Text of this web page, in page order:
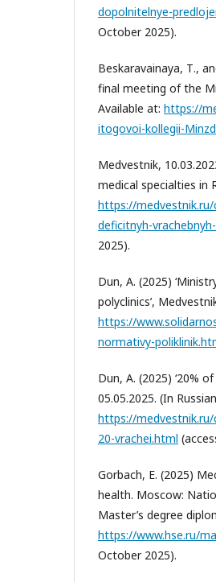
dopolnitelnye-
October 2025).
Beskaravainaya, Т.,
final meeting of the
Available at: https://
itogovoi-kollegii-
Medvestnik,
medical specialties in
https://
deficitnyh-
2025).
Dun, А. (2025)
polyclinics’,
https://
normativy-
Dun, А. (2025) ‘20%
05.05.2025. (In
https://
20-vrachei.html
Gorbach, E. (2025)
health. Moscow:
Master’s degree
https://www.hse.ru/
October 2025).